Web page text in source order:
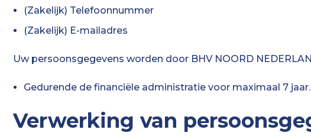
(Zakelijk) Telefoonnummer
(Zakelijk) E-mailadres
Uw persoonsgegevens worden door BHV NOORD
Gedurende de financiële administratie voor maximaal 7 jaar.
Verwerking van